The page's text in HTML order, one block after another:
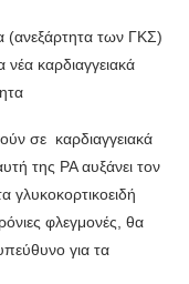
(ανεξάρτητα των ΓΚΣ)
καρδιαγγειακά
σε καρδιαγγειακά
της ΡΑ αυξάνει τον
γλυκοκορτικοειδή
φλεγμονές, θα
για τα